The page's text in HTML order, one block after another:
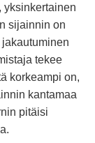
yksinkertainen
sijainnin on
tekee
korkeampi on,
kantamaa
pitäisi